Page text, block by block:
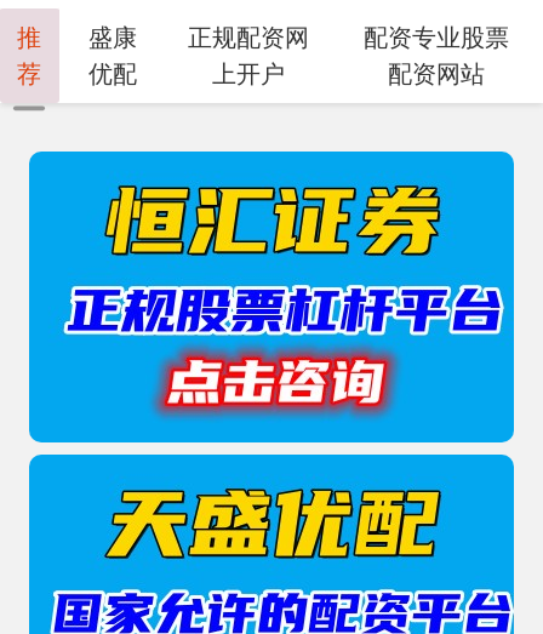
推
荐
盛康
优配
正规配资网
上开户
配资专业股票
配资网站